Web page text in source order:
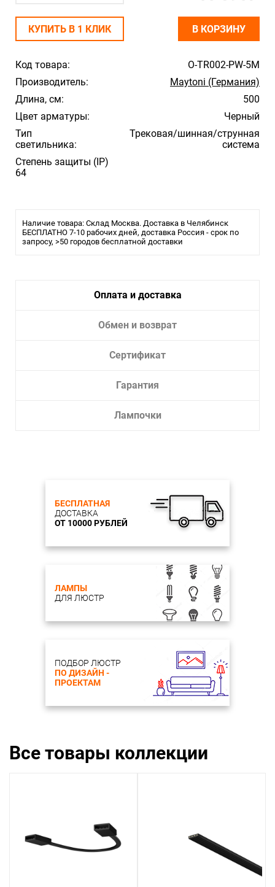
Код товара:
O-TR002-PW-5M
Производитель:
Maytoni (Германия)
Длина, см:
500
Цвет арматуры:
Черный
Тип
светильника:
Трековая/шинная/струнная
система
Степень защиты (IP)
64
Наличие товара: Склад Москва. Доставка в Челябинск
БЕСПЛАТНО 7-10 рабочих дней, доставка Россия - срок по
запросу, >50 городов бесплатной доставки
КУПИТЬ В 1 КЛИК В КОРЗИНУ
Оплата и доставка
Обмен и возврат
Сертификат
Гарантия
Лампочки
БЕСПЛАТНАЯ
ДОСТАВКА
ОТ 10000 РУБЛЕЙ
ЛАМПЫ
ДЛЯ ЛЮСТР
ПОДБОР ЛЮСТР
ПО ДИЗАЙН -
ПРОЕКТАМ
Все товары коллекции